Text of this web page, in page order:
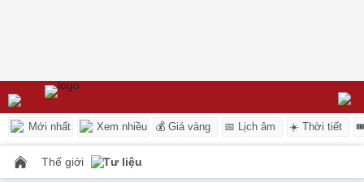
Mới nhất Xem nhiều 💰 Giá vàng 📅 Lịch âm ☀️ Thời tiết
Thế giới Tư liệu